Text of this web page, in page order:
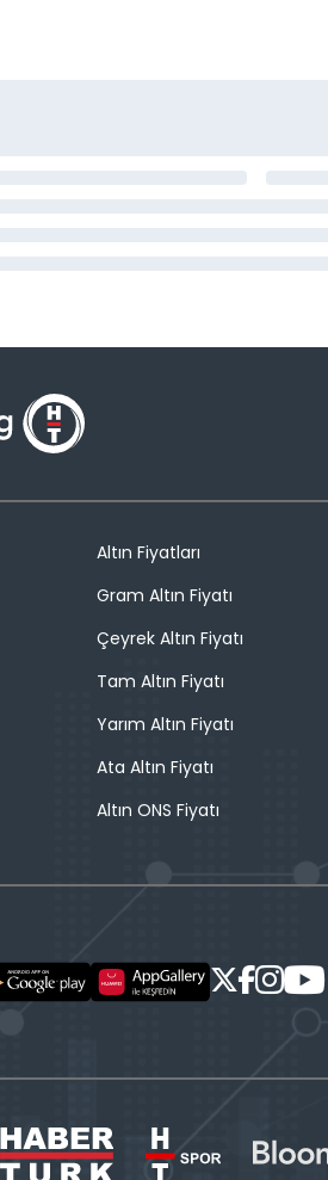
Altın Fiyatları
Gram Altın Fiyatı
Çeyrek Altın Fiyatı
Tam Altın Fiyatı
Yarım Altın Fiyatı
Ata Altın Fiyatı
Altın ONS Fiyatı